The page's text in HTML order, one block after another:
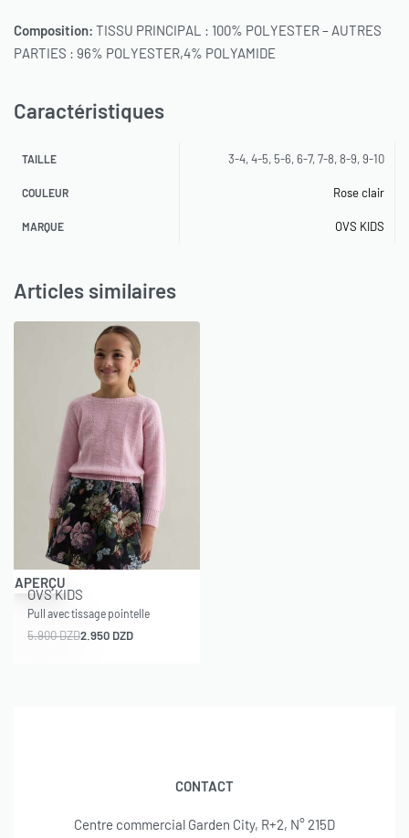
Composition: TISSU PRINCIPAL : 100% POLYESTER – AUTRES
PARTIES : 96% POLYESTER,4% POLYAMIDE
Caractéristiques
TAILLE 3-4, 4-5, 5-6, 6-7, 7-8, 8-9, 9-10
COULEUR Rose clair
MARQUE OVS KIDS
Articles similaires
-50% OFF
APERÇU
OVS KIDS
Pull avec tissage pointelle
5.900DZD2.950 DZD
CONTACT
Centre commercial Garden City, R+2, N° 215D